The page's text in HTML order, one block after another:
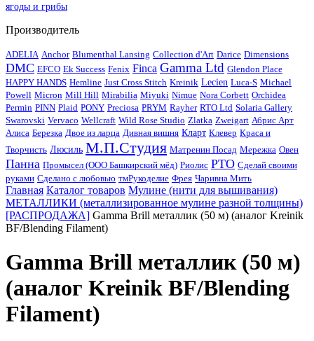
ягоды и грибы
Производитель
ADELIA Anchor Blumenthal Lansing Collection d'Art Darice Dimensions
DMC EFCO Ek Success Fenix Finca Gamma Ltd Glendon Place
HAPPY HANDS Hemline Just Cross Stitch Kreinik Lecien Luca-S Michael
Powell Micron Mill Hill Mirabilia Miyuki Nimue Nora Corbett Orchidea
Permin PINN Plaid PONY Preciosa PRYM Rayher RTO Ltd Solaria Gallery
Swarovski Vervaco Wellcraft Wild Rose Studio Zlatka Zweigart Абрис Арт
Алиса Березка Двое из ларца Дивная вишня Кларт Клевер Краса и
Творчисть Люсиль М.П.Студия Матренин Посад Мережка Овен
Панна Промысел (ООО Башкирский мёд) Риолис РТО Сделай своими
руками Сделано с любовью тмРукоделиe Фрея Чаривна Мить
Главная Каталог товаров Мулине (нити для вышивания)
МЕТАЛЛИКИ (металлизированное мулине разной толщины)
[РАСПРОДАЖА] Gamma Brill металлик (50 м) (аналог Kreinik
BF/Blending Filament)
Gamma Brill металлик (50 м)
(аналог Kreinik BF/Blending
Filament)